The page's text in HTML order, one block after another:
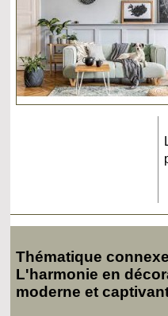
Thématique
L'harmonie en
moderne et